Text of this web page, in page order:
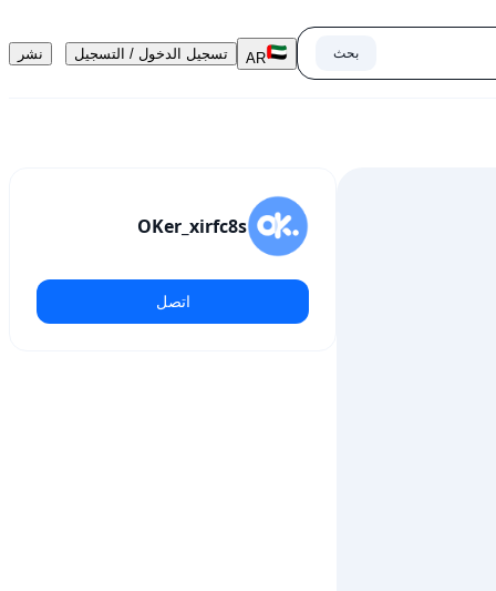
بحث AR تسجيل الدخول / التسجيل نشر
OKer_xirfc8s
اتصل